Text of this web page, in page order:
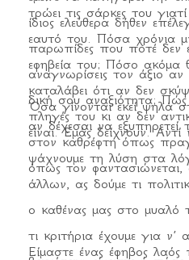
ίδιος ελεύθερα δήθεν
παρωπίδες που ποτέ δεν
αναγνωρίσεις τον άξιο αν
δική σου αναξιότητα; Πώς
αν δέχεσαι να
τρώει τις σάρκες του
εαυτό του. Πόσα χρόνια
εφηβεία του; Πόσο ακόμα
καταλάβει ότι αν δεν
πληγές του κι αν δεν
στον καθρέφτη όπως
όπως τον φαντασιώνεται,
Όσα γίνονται εκεί ψηλά
είναι. Εμάς δείχνουν.
ψάχνουμε τη λύση στα
άλλων, ας δούμε τι
ο καθένας μας στο μυαλό
τι κριτήρια έχουμε για
Είμαστε ένας έφηβος λαός